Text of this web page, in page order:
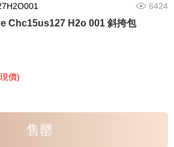
6424
Chc15us127 H2o 001 斜挎包
價)
售罄